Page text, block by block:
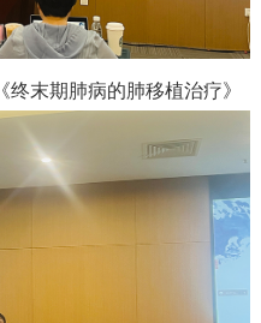
《终末期肺病的肺移植治疗》